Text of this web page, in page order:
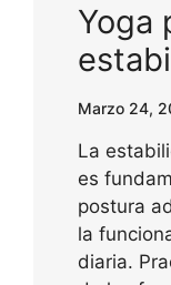
Yoga
Marzo 24,
La
es
postura
la
diaria.